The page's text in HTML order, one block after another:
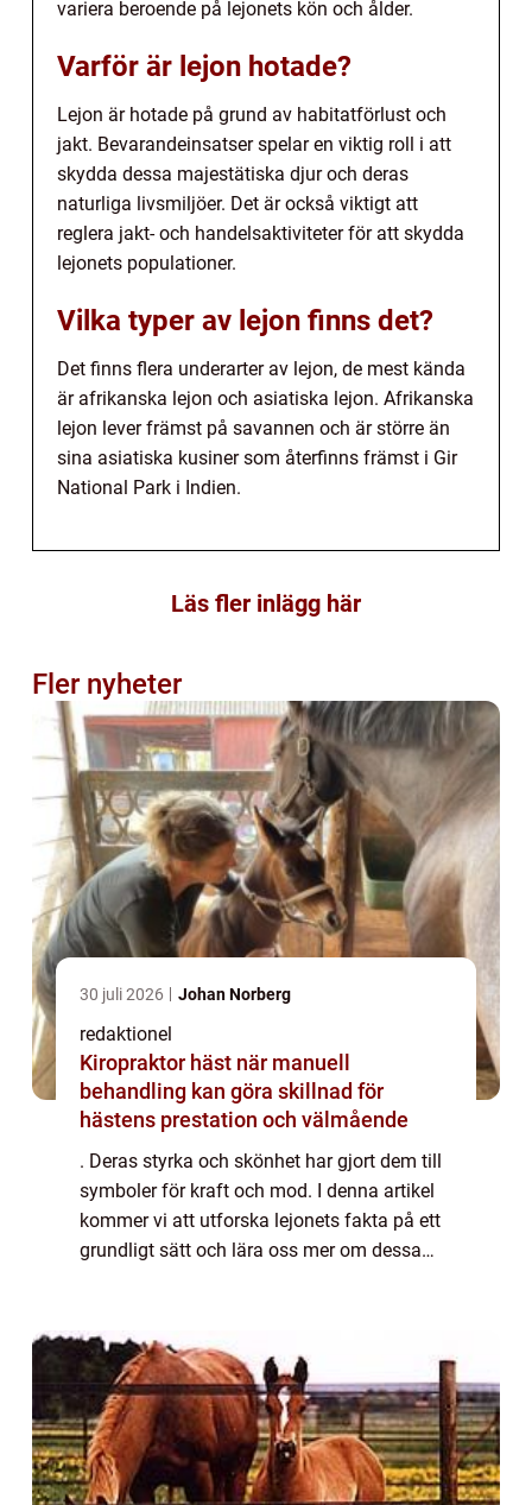
variera beroende på lejonets kön och ålder.
Varför är lejon hotade?
Lejon är hotade på grund av habitatförlust och
jakt. Bevarandeinsatser spelar en viktig roll i att
skydda dessa majestätiska djur och deras
naturliga livsmiljöer. Det är också viktigt att
reglera jakt- och handelsaktiviteter för att skydda
lejonets populationer.
Vilka typer av lejon finns det?
Det finns flera underarter av lejon, de mest kända
är afrikanska lejon och asiatiska lejon. Afrikanska
lejon lever främst på savannen och är större än
sina asiatiska kusiner som återfinns främst i Gir
National Park i Indien.
Läs fler inlägg här
Fler nyheter
30 juli 2026 Johan Norberg
redaktionel
Kiropraktor häst när manuell
behandling kan göra skillnad för
hästens prestation och välmående
. Deras styrka och skönhet har gjort dem till
symboler för kraft och mod. I denna artikel
kommer vi att utforska lejonets fakta på ett
grundligt sätt och lära oss mer om dessa